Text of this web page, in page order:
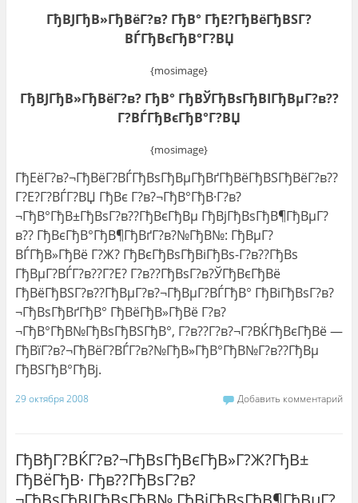
ГђВЈГђВ»ГђВёГ?в? ГђВ° ГђЕ?ГђВёГђВЅГ?
ВЃГђВєГђВ°Г?ВЏ
{mosimage}
ГђВЈГђВ»ГђВёГ?в? ГђВ° ГђВЎГђВѕГђВІГђВµГ?в??
Г?ВЃГђВєГђВ°Г?ВЏ
{mosimage}
ГђЕёГ?в?¬ГђВёГ?ВЃГђВѕГђВµГђВґГђВёГђВЅГђВёГ?в??
Г?Е?Г?ВЃГ?ВЏ ГђВє Г?в?¬ГђВ°ГђВ·Г?в?
¬ГђВ°ГђВ±ГђВѕГ?в??ГђВєГђВµ ГђВјГђВѕГђВ¶ГђВµГ?
в?? ГђВєГђВ°ГђВ¶ГђВґГ?в?№ГђВ№: ГђВµГ?
ВЃГђВ»ГђВё Г?Ж? ГђВєГђВѕГђВіГђВѕ-Г?в??ГђВѕ
ГђВµГ?ВЃГ?в??Г?Е? Г?в??ГђВѕГ?в?ЎГђВєГђВё
ГђВёГђВЅГ?в??ГђВµГ?в?¬ГђВµГ?ВЃГђВ° ГђВіГђВѕГ?в?
¬ГђВѕГђВґГђВ° ГђВёГђВ»ГђВё Г?в?
¬ГђВ°ГђВ№ГђВѕГђВЅГђВ°, Г?в??Г?в?¬Г?ВЌГђВєГђВё —
ГђВїГ?в?¬ГђВёГ?ВЃГ?в?№ГђВ»ГђВ°ГђВ№Г?в??ГђВµ
ГђВЅГђВ°ГђВј.
29 октября 2008 Добавить комментарий
ГђВђГ?ВЌГ?в?¬ГђВѕГђВєГђВ»Г?Ж?ГђВ±
ГђВёГђВ· Гђв??ГђВѕГ?в?